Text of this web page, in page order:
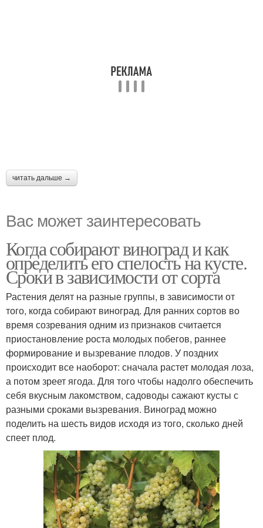
читать дальше →
Вас может заинтересовать
Когда собирают виноград и как
определить его спелость на кусте.
Сроки в зависимости от сорта
Растения делят на разные группы, в зависимости от
того, когда собирают виноград. Для ранних сортов во
время созревания одним из признаков считается
приостановление роста молодых побегов, раннее
формирование и вызревание плодов. У поздних
происходит все наоборот: сначала растет молодая лоза,
а потом зреет ягода. Для того чтобы надолго обеспечить
себя вкусным лакомством, садоводы сажают кусты с
разными сроками вызревания. Виноград можно
поделить на шесть видов исходя из того, сколько дней
спеет плод.